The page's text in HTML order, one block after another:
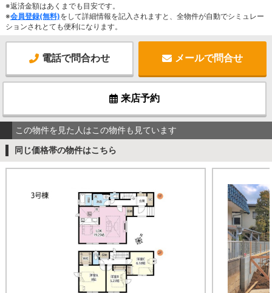
※返済金額はあくまでも目安です。
※会員登録(無料)をして詳細情報を記入されますと、全物件が自動でシミュレー
ションされとても便利になります。
電話で問合わせ メールで問合せ
来店予約
この物件を見た人はこの物件も見ています
同じ価格帯の物件はこちら